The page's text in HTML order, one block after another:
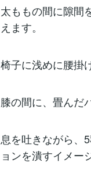
太ももの間に隙間
えます。
椅子に浅めに腰掛
膝の間に、畳んだ
息を吐きながら、
ョンを潰すイメー